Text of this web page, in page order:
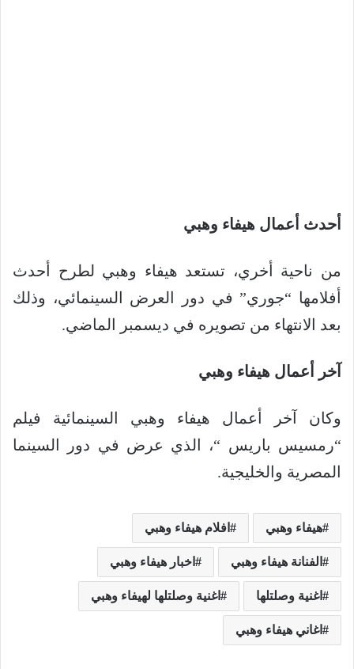
أحدث أعمال هيفاء وهبي
من ناحية أخري، تستعد هيفاء وهبي لطرح أحدث
أفلامها “جوري” في دور العرض السينمائي، وذلك
بعد الانتهاء من تصويره في ديسمبر الماضي.
آخر أعمال هيفاء وهبي
وكان آخر أعمال هيفاء وهبي السينمائية فيلم
“رمسيس باريس “، الذي عرض في دور السينما
المصرية والخليجية.
هيفاء وهبي افلام هيفاء وهبي
الفنانة هيفاء وهبي اخبار هيفاء وهبي
اغنية وصلتلها اغنية وصلتلها لهيفاء وهبي
اغاني هيفاء وهبي